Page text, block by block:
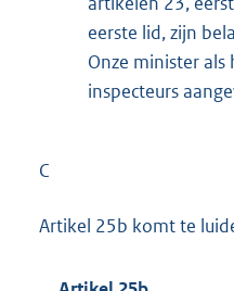
eerste lid, zijn
Onze minister
inspecteurs
C
Artikel 25b komt te